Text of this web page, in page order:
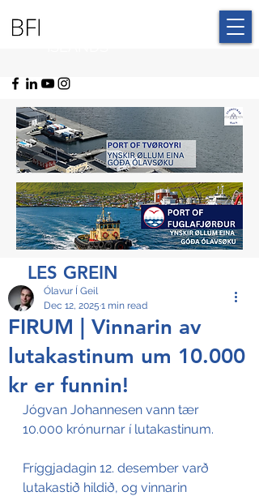
LES GREIN
FIRUM | Vinnarin av
lutakastinum um 10.000
kr er funnin!
Ólavur Í Geil
Dec 12, 2025 1 min read
Jógvan Johannesen vann tær
10.000 krónurnar í lutakastinum.
Fríggjadagin 12. desember varð
lutakastið hildið, og vinnarin